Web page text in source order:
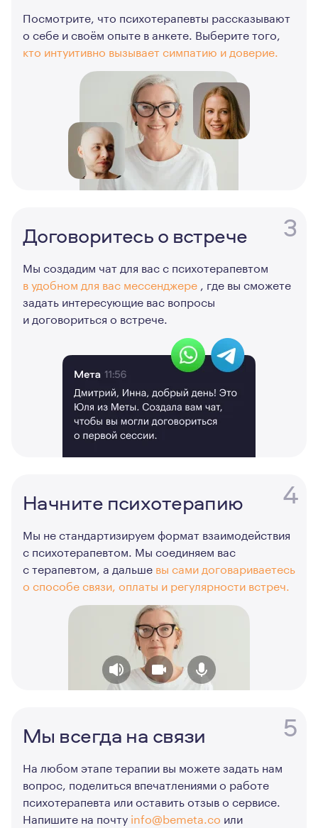
Посмотрите, что психотерапевты рассказывают
о себе и своём опыте в анкете. Выберите того,
кто интуитивно вызывает симпатию и доверие.
3
Договоритесь о встрече
Мы создадим чат для вас с психотерапевтом
в удобном для вас мессенджере , где вы сможете
задать интересующие вас вопросы
и договориться о встрече.
4
Начните психотерапию
Мы не стандартизируем формат взаимодействия
с психотерапевтом. Мы соединяем вас
с терапевтом, а дальше вы сами договариваетесь
о способе связи, оплаты и регулярности встреч.
5
Мы всегда на связи
На любом этапе терапии вы можете задать нам
вопрос, поделиться впечатлениями о работе
психотерапевта или оставить отзыв о сервисе.
Напишите на почту info@bemeta.co или